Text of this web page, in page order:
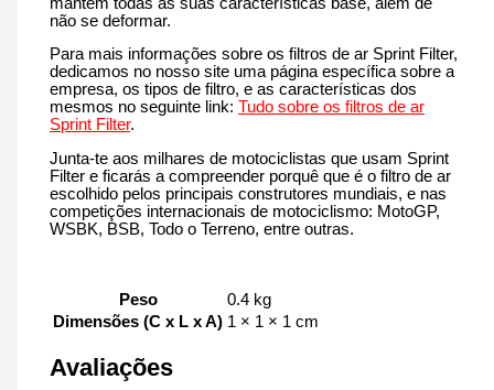
não se deformar.
Para mais informações sobre os filtros de ar Sprint Filter,
dedicamos no nosso site uma página específica sobre a
empresa, os tipos de filtro, e as características dos
mesmos no seguinte link:Tudo sobre os filtros de ar
Sprint Filter.
Junta-te aos milhares de motociclistas que usam Sprint
Filter e ficarás a compreender porquê que é o filtro de ar
escolhido pelos principais construtores mundiais, e nas
competições internacionais de motociclismo: MotoGP,
WSBK, BSB, Todo o Terreno, entre outras.
Peso
0.4 kg
Dimensões (C x L x A) 1 × 1 × 1 cm
Avaliações